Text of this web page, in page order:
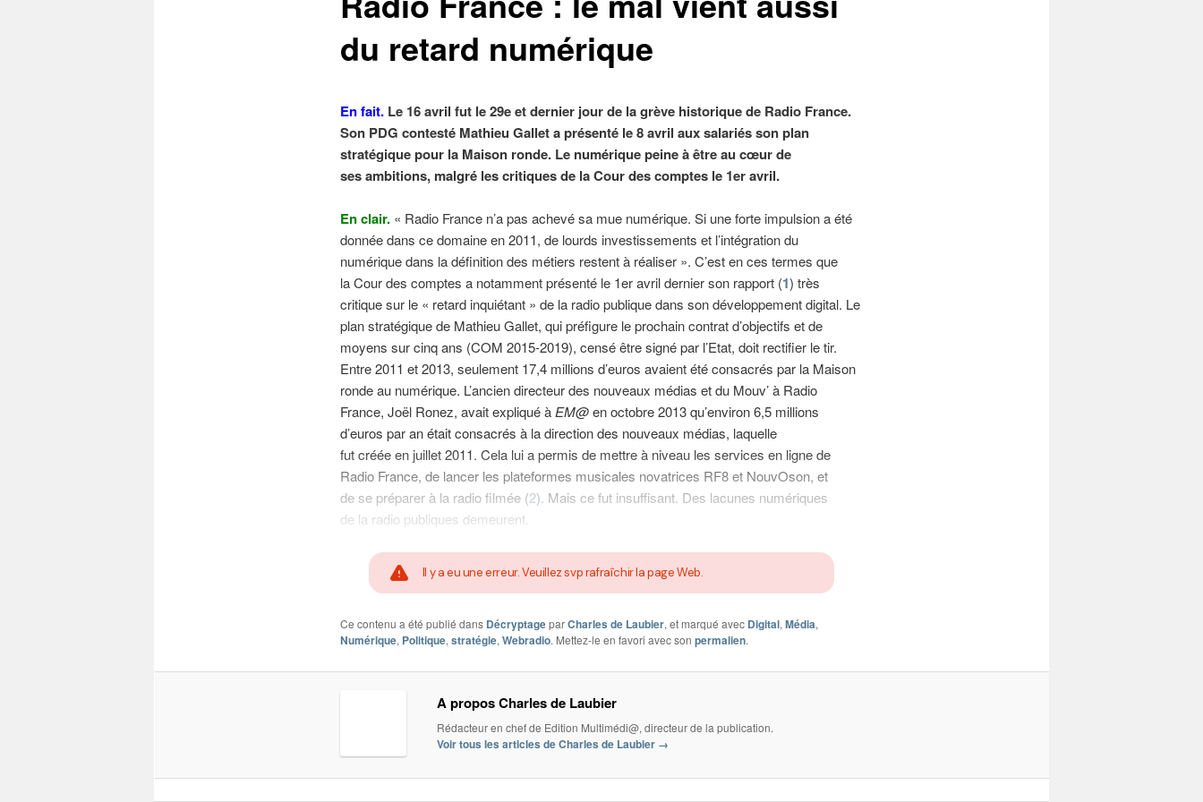
du retard numérique
En fait.Le 16 avril fut le 29e et dernier jour de la grève historique de Radio France.
Son PDG contesté Mathieu Gallet a présenté le 8 avril aux salariés son plan
stratégique pour la Maison ronde. Le numérique peine à être au cœur de
ses ambitions, malgré les critiques de la Cour des comptes le 1er avril.
En clair. « Radio France n’a pas achevé sa mue numérique. Si une forte impulsion a été
donnée dans ce domaine en 2011, de lourds investissements et l’intégration du
numérique dans la définition des métiers restent à réaliser ». C’est en ces termes que
la Cour des comptes a notamment présenté le 1er avril dernier son rapport (1) très
critique sur le « retard inquiétant » de la radio publique dans son développement digital. Le
plan stratégique de Mathieu Gallet, qui préfigure le prochain contrat d’objectifs et de
moyens sur cinq ans (COM 2015-2019), censé être signé par l’Etat, doit rectifier le tir.
Entre 2011 et 2013, seulement 17,4 millions d’euros avaient été consacrés par la Maison
ronde au numérique. L’ancien directeur des nouveaux médias et du Mouv’ à Radio
France, Joël Ronez, avait expliqué àEM@en octobre 2013 qu’environ 6,5 millions
d’euros par an était consacrés à la direction des nouveaux médias, laquelle
fut créée en juillet 2011. Cela lui a permis de mettre à niveau les services en ligne de
Radio France, de lancer les plateformes musicales novatrices RF8 et NouvOson, et
de se préparer à la radio filmée (2). Mais ce fut insuffisant. Des lacunes numériques
de la radio publiques demeurent.
Il y a eu une erreur. Veuillez svp rafraîchir la page Web.
Ce contenu a été publié dans DécryptageparCharles de Laubier, et marqué avec Digital, Média,
Numérique, Politique, stratégie, Webradio. Mettez-le en favori avec son permalien.
A propos Charles de Laubier
Rédacteur en chef de Edition Multimédi@, directeur de la publication.
Voir tous les articles de Charles de Laubier →